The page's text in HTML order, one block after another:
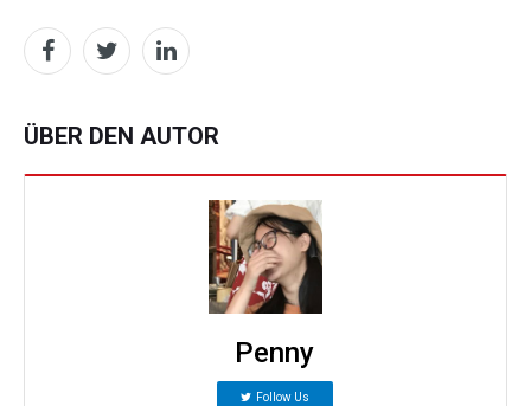
ÜBER DEN AUTOR
Penny
Follow Us